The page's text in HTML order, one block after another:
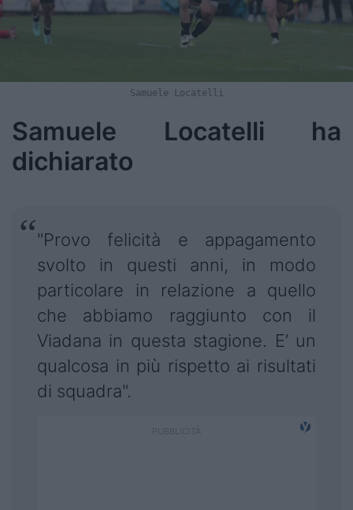
Samuele Locatelli
Samuele Locatelli ha
dichiarato
"Provo felicità e appagamento
svolto in questi anni, in modo
particolare in relazione a quello
che abbiamo raggiunto con il
Viadana in questa stagione. E’ un
qualcosa in più rispetto ai risultati
di squadra".